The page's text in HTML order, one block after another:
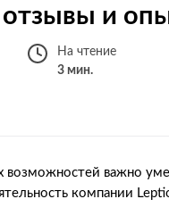
отзывы и
На чтение
3 мин.
важно
компании